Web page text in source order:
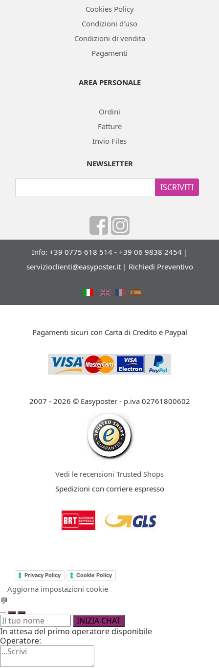
Cookies Policy
Condizioni d'uso
Condizioni di vendita
Pagamenti
AREA PERSONALE
Ordini
Fatture
Invio Files
NEWSLETTER
ISCRIVITI
Info: +39 0775 618 514 - +39 06 9838 2454 |
servizioclienti@easyposter.it| Richiedi Preventivo
Pagamenti sicuri con Carta di Credito e Paypal
2007 - 2026 © Easyposter - p.iva 02761800602
Vedi le recensioni Trusted Shops
Spedizioni con corriere espresso
Privacy Policy Cookie Policy
Aggiorna impostazioni cookie
💬
...
INIZIA CHAT
In attesa del primo operatore disponibile
Operatore: